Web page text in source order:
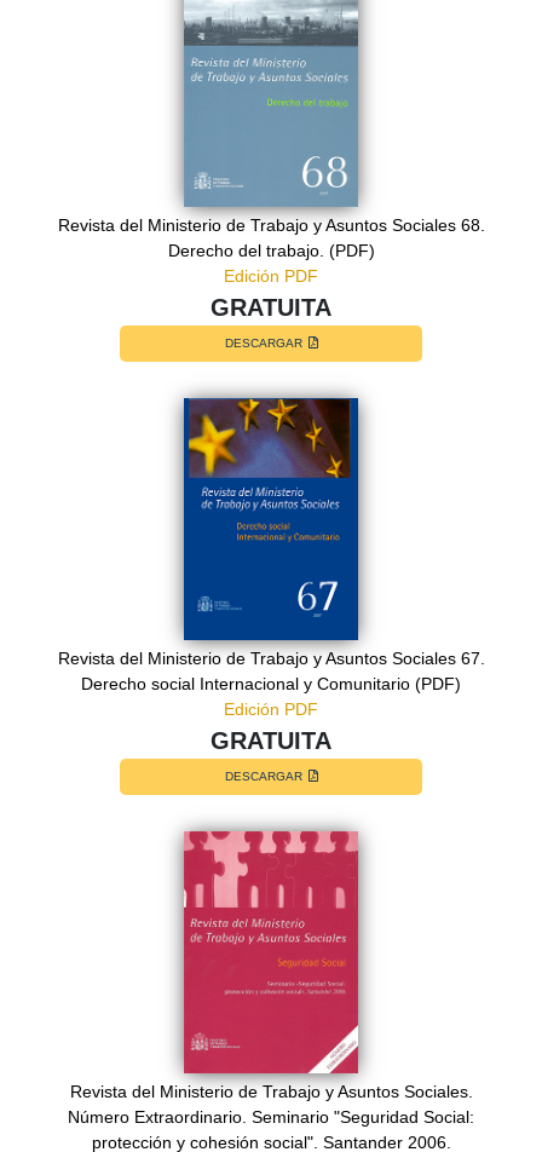
Revista del Ministerio de Trabajo y Asuntos Sociales 68.
Derecho del trabajo. (PDF)
Edición PDF
GRATUITA
DESCARGAR
Revista del Ministerio de Trabajo y Asuntos Sociales 67.
Derecho social Internacional y Comunitario (PDF)
Edición PDF
GRATUITA
DESCARGAR
Revista del Ministerio de Trabajo y Asuntos Sociales.
Número Extraordinario. Seminario "Seguridad Social:
protección y cohesión social". Santander 2006.